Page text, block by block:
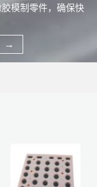
模制零件，确保快